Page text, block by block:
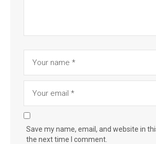
Save my name, email, and website in
the next time I comment.